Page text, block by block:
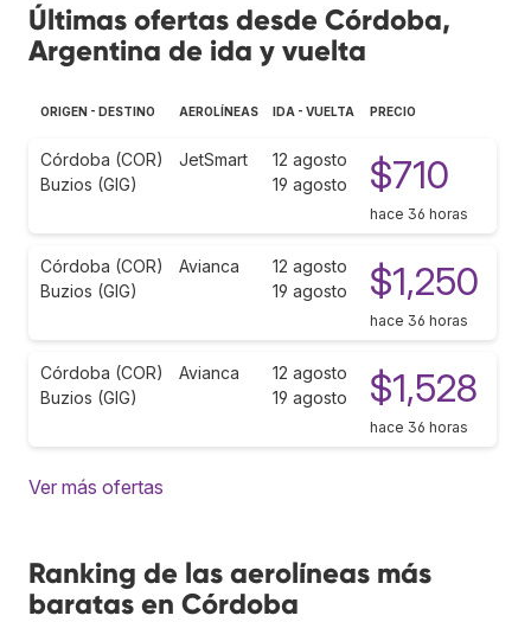
Últimas ofertas desde Córdoba,
Argentina de ida y vuelta
ORIGEN - DESTINO AEROLÍNEAS IDA - VUELTA PRECIO
Córdoba (COR)
Buzios (GIG)
JetSmart
12 agosto
19 agosto
$710
hace 36 horas
Córdoba (COR)
Buzios (GIG)
Avianca
12 agosto
19 agosto
$1,250
hace 36 horas
Córdoba (COR)
Buzios (GIG)
Avianca
12 agosto
19 agosto
$1,528
hace 36 horas
Ver más ofertas
Ranking de las aerolíneas más
baratas en Córdoba